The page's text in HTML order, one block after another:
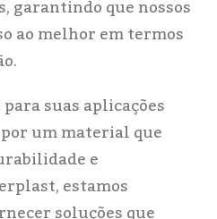
garantindo que nossos
ao melhor em termos
suas aplicações
um material que
e
estamos